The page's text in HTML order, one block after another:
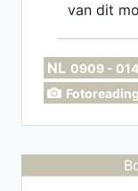
van dit
neem ik
uit
NL 0909 -
Fotoreading